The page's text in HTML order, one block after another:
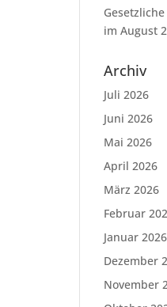
im August
Archiv
Juli 2026
Juni 2026
Mai 2026
April 2026
März 2026
Februar
Januar 2026
Dezember
November